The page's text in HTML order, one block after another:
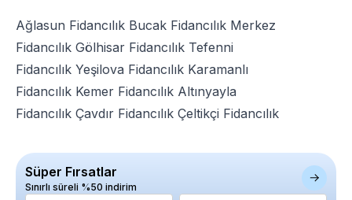
Ağlasun Fidancılık Bucak Fidancılık Merkez
Fidancılık Gölhisar Fidancılık Tefenni
Fidancılık Yeşilova Fidancılık Karamanlı
Fidancılık Kemer Fidancılık Altınyayla
Fidancılık Çavdır Fidancılık Çeltikçi Fidancılık
Süper Fırsatlar
Sınırlı süreli %50 indirim